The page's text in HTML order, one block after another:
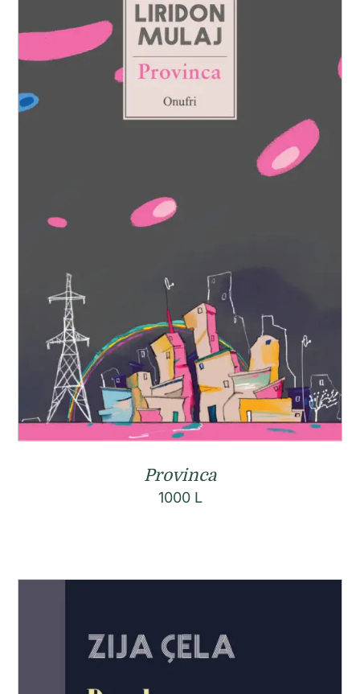
Provinca
1000 L